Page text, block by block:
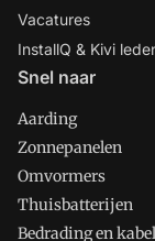
Vacatures
InstallQ & Kivi
Snel naar
Aarding
Zonnepanelen
Omvormers
Thuisbatterijen
Bedrading en